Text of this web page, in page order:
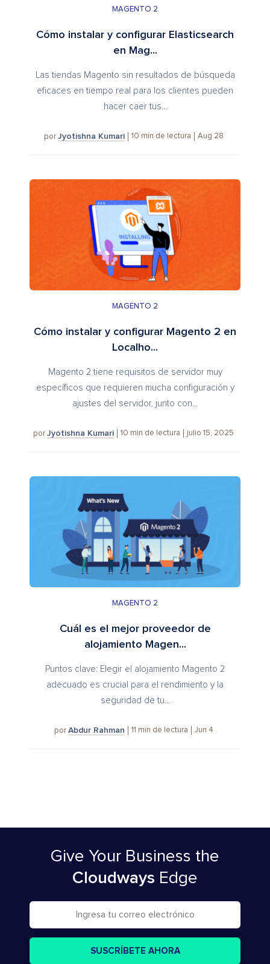
MAGENTO 2
Cómo instalar y configurar Elasticsearch
en Mag...
Las tiendas Magento sin resultados de búsqueda
eficaces en tiempo real para los clientes pueden
hacer caer tus...
por Jyotishna Kumari 10 min de lectura Aug 28
MAGENTO 2
Cómo instalar y configurar Magento 2 en
Localho...
Magento 2 tiene requisitos de servidor muy
específicos que requieren mucha configuración y
ajustes del servidor, junto con...
por Jyotishna Kumari 10 min de lectura julio 15, 2025
MAGENTO 2
Cuál es el mejor proveedor de
alojamiento Magen...
Puntos clave: Elegir el alojamiento Magento 2
adecuado es crucial para el rendimiento y la
seguridad de tu...
por Abdur Rahman 11 min de lectura Jun 4
Give Your Business the
Cloudways Edge